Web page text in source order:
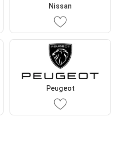
Nissan
Peugeot